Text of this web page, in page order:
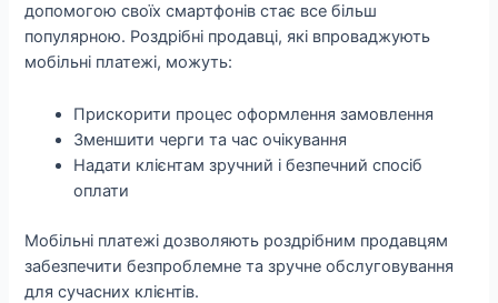
допомогою своїх смартфонів стає все більш
популярною. Роздрібні продавці, які впроваджують
мобільні платежі, можуть:
Прискорити процес оформлення замовлення
Зменшити черги та час очікування
Надати клієнтам зручний і безпечний спосіб
оплати
Мобільні платежі дозволяють роздрібним продавцям
забезпечити безпроблемне та зручне обслуговування
для сучасних клієнтів.